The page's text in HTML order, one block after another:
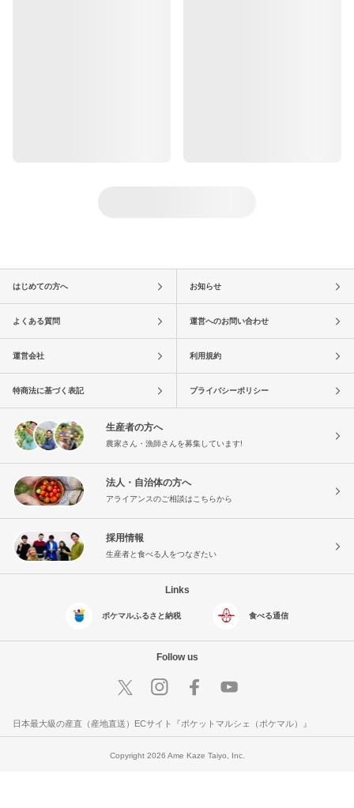
はじめての方へ お知らせ
よくある質問 運営へのお問い合わせ
運営会社 利用規約
特商法に基づく表記 プライバシーポリシー
生産者の方へ
農家さん・漁師さんを募集しています!
法人・自治体の方へ
アライアンスのご相談はこちらから
採用情報
生産者と食べる人をつなぎたい
Links
ポケマルふるさと納税 食べる通信
Follow us
日本最大級の産直（産地直送）ECサイト『ポケットマルシェ（ポケマル）』
Copyright 2026 Ame Kaze Taiyo, Inc.